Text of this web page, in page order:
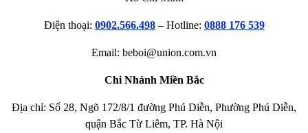
Điện thoại: 0902.566.498– Hotline: 0888 176 539
Email: beboi@union.com.vn
Chi Nhánh Miền Bắc
Địa chỉ: Số 28, Ngõ 172/8/1 đường Phú Diễn, Phường Phú Diễn,
quận Bắc Từ Liêm, TP. Hà Nội